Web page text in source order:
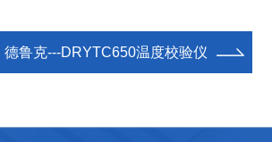
德鲁克---DRYTC650温度校验仪